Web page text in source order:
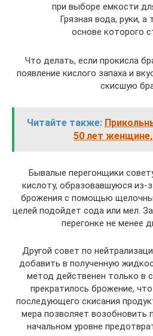
при выборе емкости
Грязная вода, руки,
основе которого
Что делать, если прокисла
появление кислого запаха и
скисшую
Читайте также:
50 лет
Бывалые перегонщики
кислоту, образовавшуюся из-
брожения с помощью
целей подойдет сода или мел.
перегонке не менее
Другой совет по
добавить в полученную
метод действенен только в
прекратилось брожение,
последующего скисания
мера позволяет возобновить
начальном уровне